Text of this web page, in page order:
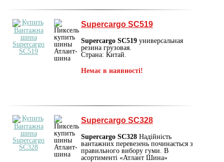
Supercargo SC519
Supercargo SC519 универсальная
резина грузовая.
Страна: Китай.
Немає в наявності!
Supercargo SC328
Supercargo SC328 Надійність
вантажних перевезень починається з
правильного вибору гуми. В
асортименті «Атлант Шина»